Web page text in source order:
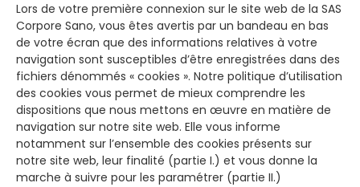
Lors de votre première connexion sur le site web de la SAS
Corpore Sano, vous êtes avertis par un bandeau en bas
de votre écran que des informations relatives à votre
navigation sont susceptibles d’être enregistrées dans des
fichiers dénommés « cookies ». Notre politique d’utilisation
des cookies vous permet de mieux comprendre les
dispositions que nous mettons en œuvre en matière de
navigation sur notre site web. Elle vous informe
notamment sur l’ensemble des cookies présents sur
notre site web, leur finalité (partie I.) et vous donne la
marche à suivre pour les paramétrer (partie II.)